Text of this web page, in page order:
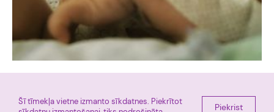
Šī tīmekļa vietne izmanto sīkdatnes. Piekrītot
Piekrist